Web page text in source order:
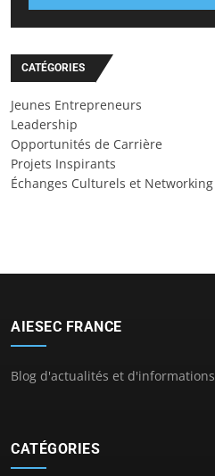
CATÉGORIES
Jeunes Entrepreneurs
Leadership
Opportunités de Carrière
Projets Inspirants
Échanges Culturels et Networking
AIESEC FRANCE
Blog d'actualités et d'informations
CATÉGORIES